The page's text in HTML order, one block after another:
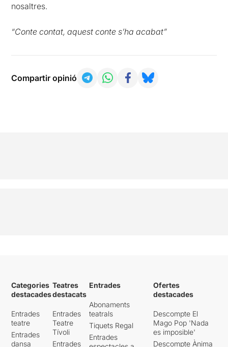
nosaltres.
“Conte contat, aquest conte s’ha acabat”
Compartir opinió
Categories
destacades
Entrades
teatre
Entrades
dansa
Teatres
destacats
Entrades
Teatre
Tívoli
Entrades
Entrades
Abonaments
teatrals
Tiquets Regal
Entrades
Ofertes
destacades
Descompte El
Mago Pop 'Nada
es imposible'
Descompte Ànima